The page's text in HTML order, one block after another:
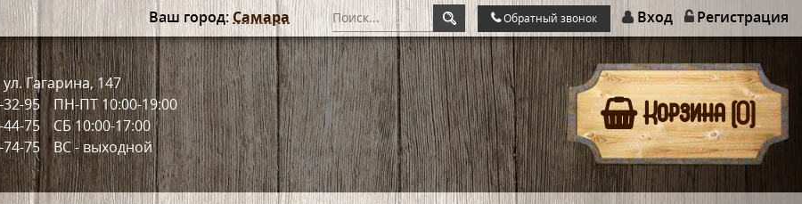
Ваш город: Самара Обратный звонок Вход Регистрация
Гагарина, 147
95
75
75
ПН-ПТ 10:00-19:00
СБ 10:00-17:00
ВС - выходной
Корзина (0)